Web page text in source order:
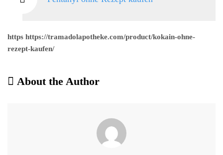
https https://tramadolapotheke.com/product/kokain-ohne-
rezept-kaufen/
About the Author